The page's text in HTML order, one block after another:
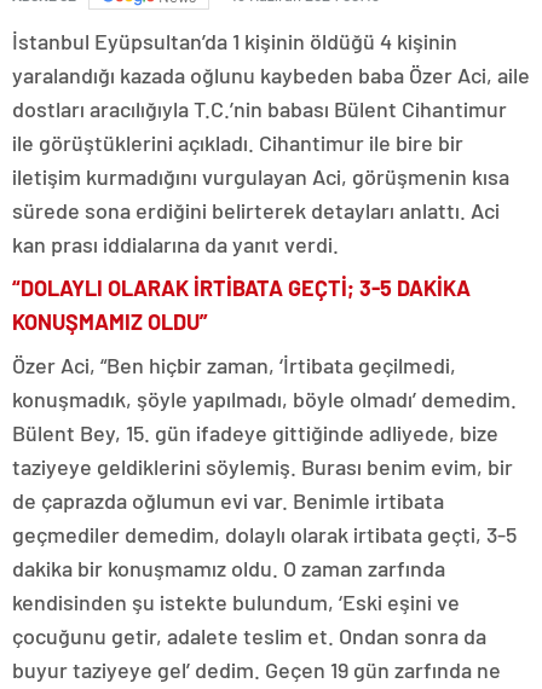
İstanbul Eyüpsultan’da 1 kişinin öldüğü 4 kişinin
yaralandığı kazada oğlunu kaybeden baba Özer Aci, aile
dostları aracılığıyla T.C.’nin babası Bülent Cihantimur
ile görüştüklerini açıkladı. Cihantimur ile bire bir
iletişim kurmadığını vurgulayan Aci, görüşmenin kısa
sürede sona erdiğini belirterek detayları anlattı. Aci
kan prası iddialarına da yanıt verdi.
“DOLAYLI OLARAK İRTİBATA GEÇTİ; 3-5 DAKİKA
KONUŞMAMIZ OLDU”
Özer Aci, “Ben hiçbir zaman, ‘İrtibata geçilmedi,
konuşmadık, şöyle yapılmadı, böyle olmadı’ demedim.
Bülent Bey, 15. gün ifadeye gittiğinde adliyede, bize
taziyeye geldiklerini söylemiş. Burası benim evim, bir
de çaprazda oğlumun evi var. Benimle irtibata
geçmediler demedim, dolaylı olarak irtibata geçti, 3-5
dakika bir konuşmamız oldu. O zaman zarfında
kendisinden şu istekte bulundum, ‘Eski eşini ve
çocuğunu getir, adalete teslim et. Ondan sonra da
buyur taziyeye gel’ dedim. Geçen 19 gün zarfında ne